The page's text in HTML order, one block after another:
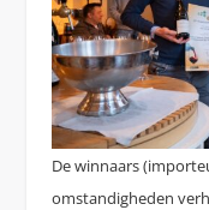
De winnaars
omstandigheden